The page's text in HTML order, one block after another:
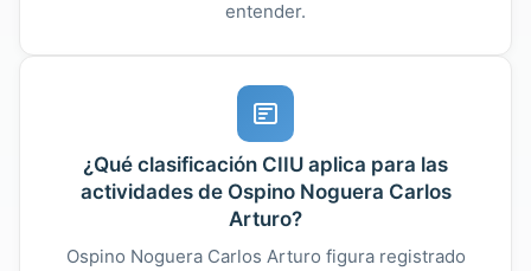
entender.
¿Qué clasificación CIIU aplica para las
actividades de Ospino Noguera Carlos
Arturo?
Ospino Noguera Carlos Arturo figura registrado